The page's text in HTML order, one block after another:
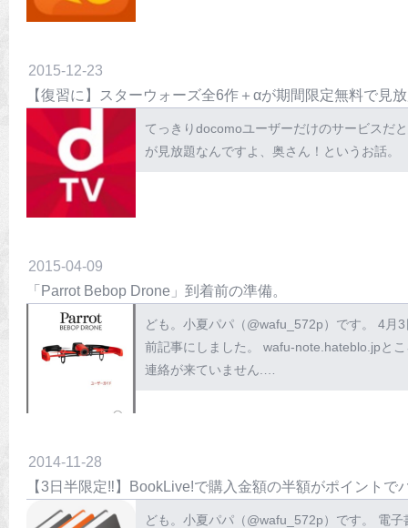
2015-12-23
【復習に】スターウォーズ全6作＋αが期間限定無料で見
てっきりdocomoユーザーだけのサービスだ
が見放題なんですよ、奥さん！というお話。
2015-04-09
「Parrot Bebop Drone」到着前の準備。
ども。小夏パパ（@wafu_572p）です。 4月
前記事にしました。 wafu-note.hateblo.jpと
連絡が来ていません.…
2014-11-28
【3日半限定‼︎】BookLive!で購入金額の半額がポイント
ども。小夏パパ（@wafu_572p）です。 電